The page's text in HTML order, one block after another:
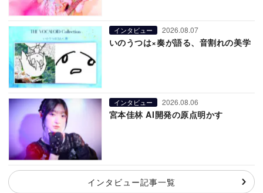
インタビュー 2026.08.07
いのうつは×奏が語る、音割れの美学
インタビュー 2026.08.06
宮本佳林 AI開発の原点明かす
インタビュー記事一覧